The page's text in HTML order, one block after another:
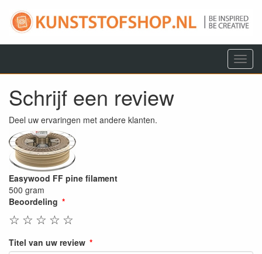
Menu
Schrijf een review
Deel uw ervaringen met andere klanten.
Easywood FF pine filament
500 gram
Beoordeling
☆
☆
☆
☆
☆
Titel van uw review